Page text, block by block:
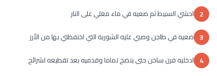
2 احشي السبيط ثم ضعيه في ماء مغلي على النار
3 ضعيه في طاجن وصبي عليه الشوربة التي اختفظتي بها من الأرز
4 ادخليه فرن ساخن حتى ينضج تماما وقدميه بعد تقطيعه لشرائح